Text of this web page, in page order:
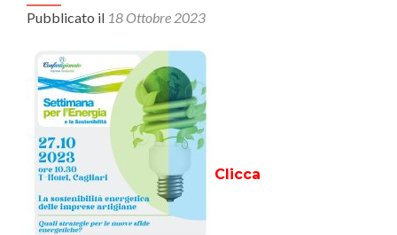
Pubblicato il 18 Ottobre 2023
Clicca